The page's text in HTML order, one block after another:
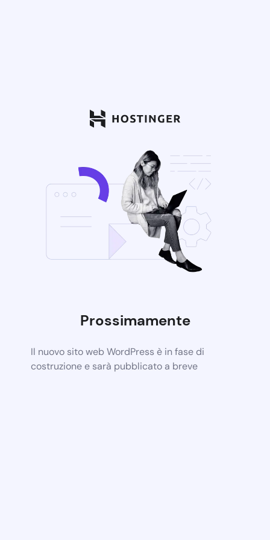
Prossimamente
Il nuovo sito web WordPress è in fase di
costruzione e sarà pubblicato a breve